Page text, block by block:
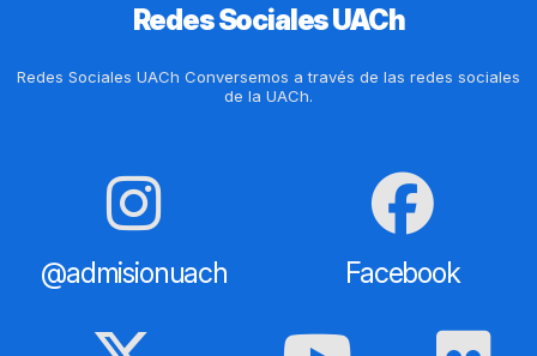
Redes Sociales UACh
Redes Sociales UACh Conversemos a través de las redes sociales
de la UACh.
@admisionuach Facebook